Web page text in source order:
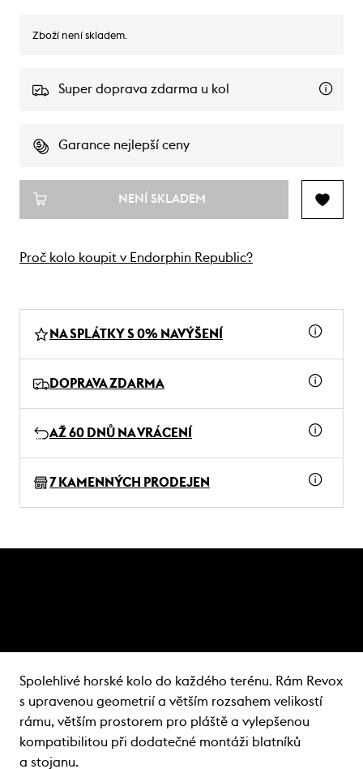
Zboží není skladem.
Super doprava zdarma u kol
Garance nejlepší ceny
NENÍ SKLADEM
Proč kolo koupit v Endorphin Republic?
NA SPLÁTKY S 0% NAVÝŠENÍ
DOPRAVA ZDARMA
AŽ 60 DNŮ NA VRÁCENÍ
7 KAMENNÝCH PRODEJEN
Spolehlivé horské kolo do každého terénu. Rám Revox
s upravenou geometrií a větším rozsahem velikostí
rámu, větším prostorem pro pláště a vylepšenou
kompatibilitou při dodatečné montáži blatníků
a stojanu.